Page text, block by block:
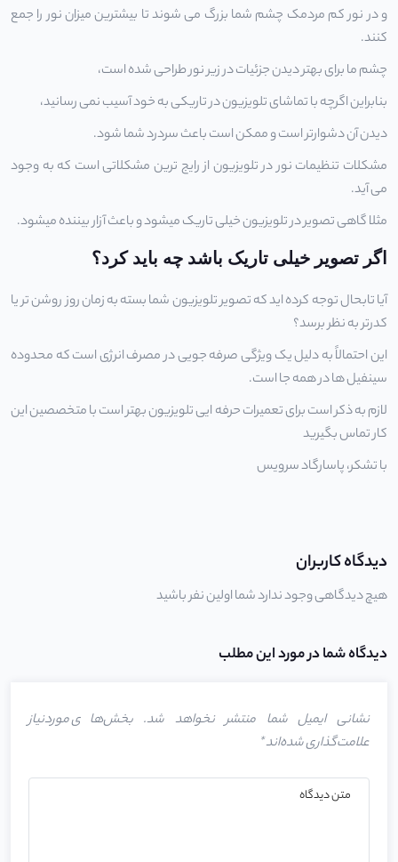
و در نور کم مردمک چشم شما بزرگ می شوند تا بیشترین میزان نور را جمع
کنند.
چشم ما برای بهتر دیدن جزئیات در زیر نور طراحی شده است،
بنابراین اگرچه با تماشای تلویزیون در تاریکی به خود آسیب نمی رسانید،
دیدن آن دشوارتر است و ممکن است باعث سردرد شما شود.
مشکلات تنظیمات نور در تلویزیون از رایج ترین مشکلاتی است که به وجود
می آید.
مثلا گاهی تصویر در تلویزیون خیلی تاریک میشود و باعث آزار بیننده میشود.
اگر تصویر خیلی تاریک باشد چه باید کرد؟
آیا تابحال توجه کرده اید که تصویر تلویزیون شما بسته به زمان روز روشن تر یا
کدرتر به نظر برسد؟
این احتمالاً به دلیل یک ویژگی صرفه جویی در مصرف انرژی است که محدوده
سینفیل ها در همه جا است.
لازم به ذکر است برایتعمیرات حرفه اییتلویزیون بهتر است با متخصصین این
کار تماس بگیرید
با تشکر،پاسارگاد سرویس
دیدگاه کاربران
هیچ دیدگاهی وجود ندارد شما اولین نفر باشید
دیدگاه شما در مورد این مطلب
نشانی ایمیل شما منتشر نخواهد شد. بخش‌های موردنیاز
علامت‌گذاری شده‌اند*